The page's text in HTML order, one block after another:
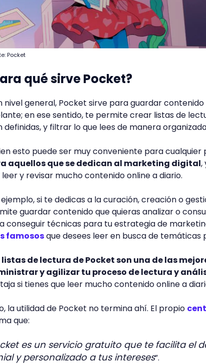
Pocket
qué sirve Pocket?
nivel general, Pocket sirve para guardar
en ese sentido, te permite crear listas de
definidas, y filtrar lo que lees de manera
esto puede ser muy conveniente para cualquier
aquellos que se dedican al marketing digital,
leer y revisar mucho contenido online a diario.
si te dedicas a la curación, creación o
guardar contenido que quieras analizar o
conseguir técnicas para tu estrategia de
famososque desees leer en busca de
listas de lectura de Pocket son una de las
y agilizar tu proceso de lectura y
si tienes que leer mucho contenido online a
la utilidad de Pocket no termina ahí. El propio
que:
es un servicio gratuito que te facilita el
y personalizado a tus intereses”.